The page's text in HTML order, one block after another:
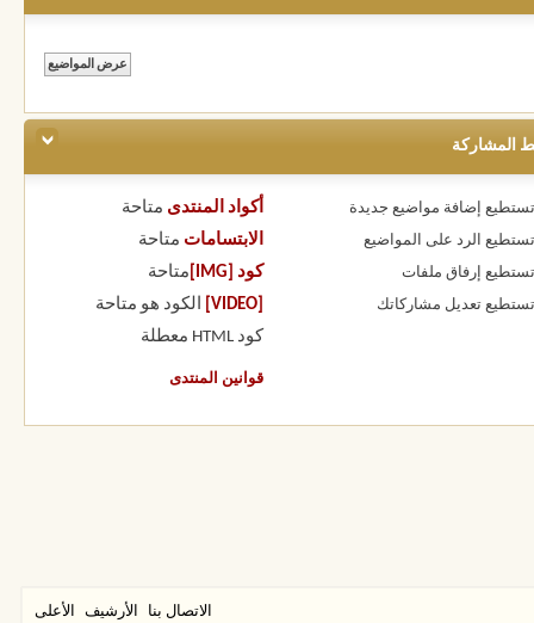
المشاركة
تستطيع إضافة مواضيع جديدة
تستطيع الرد على المواضيع
تستطيع إرفاق ملفات
تستطيع تعديل مشاركاتك
أكواد المنتدى متاحة
الابتسامات متاحة
كود [IMG]
متاحة
الكود هو متاحة
كود HTML
معطلة
قوانين المنتدى
الاتصال بنا الأرشيف الأعلى